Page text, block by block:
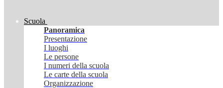
Scuola
Panoramica
Presentazione
I luoghi
Le persone
I numeri della scuola
Le carte della scuola
Organizzazione